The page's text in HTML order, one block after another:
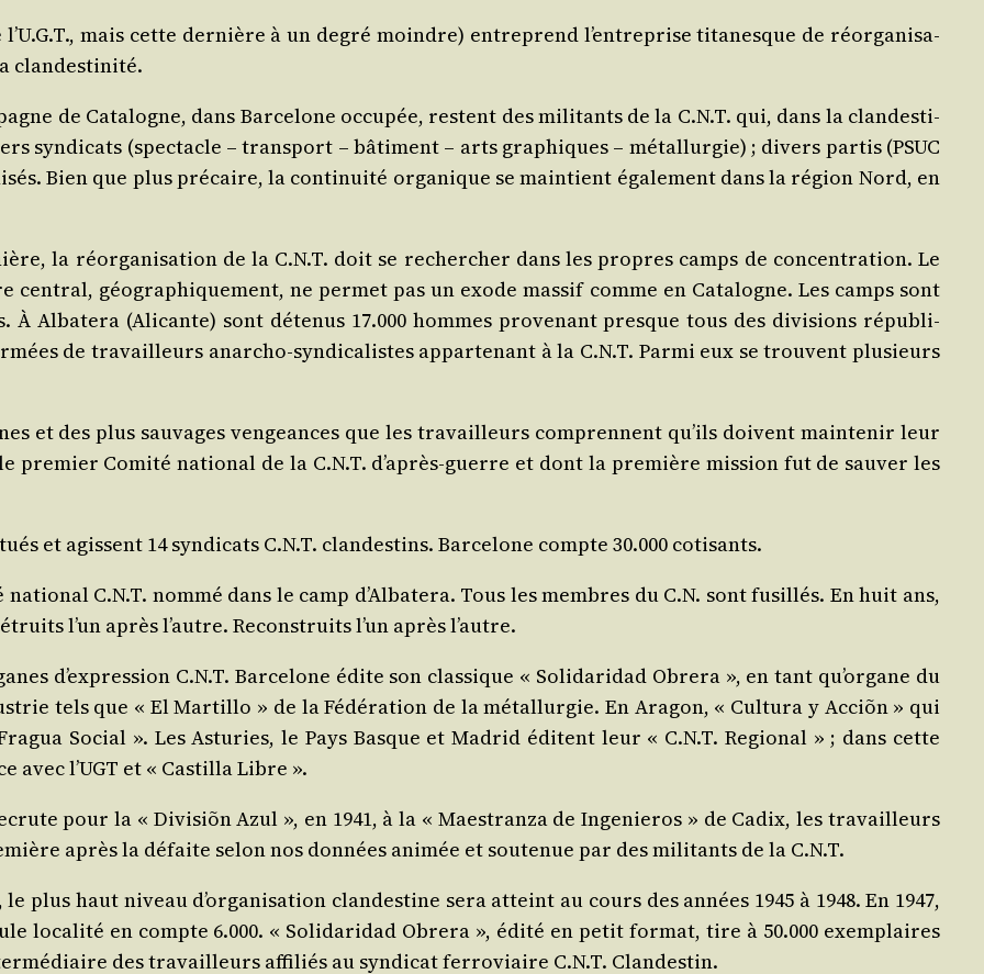
l’U.G.T., mais cette der­nière à un degré moindre) entre­prend l’entreprise tita­nesque de réor­ga­ni­sa­
clandestinité.
de Cata­logne, dans Bar­ce­lone occu­pée, res­tent des mili­tants de la C.N.T. qui, dans la clan­des­ti­
syn­di­cats (spec­tacle – trans­port – bâti­ment – arts gra­phiques – métal­lur­gie) ; divers par­tis (PSUC
Bien que plus pré­caire, la conti­nui­té orga­nique se main­tient éga­le­ment dans la région Nord, en
la réor­ga­ni­sa­tion de la C.N.T. doit se recher­cher dans les propres camps de concen­tra­tion. Le
géo­gra­phi­que­ment, ne per­met pas un exode mas­sif comme en Cata­logne. Les camps sont
Alba­te­ra (Ali­cante) sont déte­nus 17.000 hommes pro­ve­nant presque tous des divi­sions répu­bli­
de tra­vailleurs anar­cho-syn­di­ca­listes appar­te­nant à la C.N.T. Par­mi eux se trouvent plu­sieurs
et des plus sau­vages ven­geances que les tra­vailleurs com­prennent qu’ils doivent main­te­nir leur
pre­mier Comi­té natio­nal de la C.N.T. d’après-guerre et dont la pre­mière mis­sion fut de sau­ver les
et agissent 14 syn­di­cats C.N.T. clan­des­tins. Bar­ce­lone compte 30.000 cotisants.
C.N.T. nom­mé dans le camp d’Albatera. Tous les membres du C.N. sont fusillés. En huit ans,
l’un après l’autre. Recons­truits l’un après l’autre.
d’expression C.N.T. Bar­ce­lone édite son clas­sique « Soli­da­ri­dad Obre­ra », en tant qu’organe du
tels que « El Mar­tillo » de la Fédé­ra­tion de la métal­lur­gie. En Ara­gon, « Cultu­ra y Acciõn » qui
Social ». Les Astu­ries, le Pays Basque et Madrid éditent leur « C.N.T. Regio­nal » ; dans cette
avec l’UGT et « Cas­tilla Libre ».
pour la « Divi­siõn Azul », en 1941, à la « Maes­tran­za de Inge­nie­ros » de Cadix, les tra­vailleurs
après la défaite selon nos don­nées ani­mée et sou­te­nue par des mili­tants de la C.N.T.
plus haut niveau d’organisation clan­des­tine sera atteint au cours des années 1945 à 1948. En 1947,
loca­li­té en compte 6.000. « Soli­da­ri­dad Obre­ra », édi­té en petit for­mat, tire à 50.000 exem­plaires
des tra­vailleurs affi­liés au syn­di­cat fer­ro­viaire C.N.T. Clandestin.